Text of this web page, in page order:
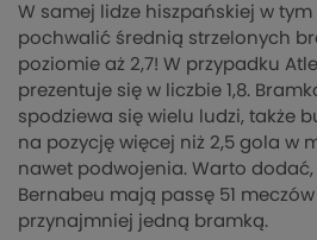
W samej lidze hiszpańskiej w
pochwalić średnią strzelonych
poziomie aż 2,7! W przypadku
prezentuje się w liczbie 1,8.
spodziewa się wielu ludzi, także
na pozycję więcej niż 2,5 gola w
nawet podwojenia. Warto dodać,
Bernabeu mają passę 51
przynajmniej jedną bramką.